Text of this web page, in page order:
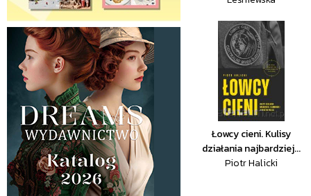
Łowcy cieni. Kulisy
działania najbardziej...
Piotr Halicki